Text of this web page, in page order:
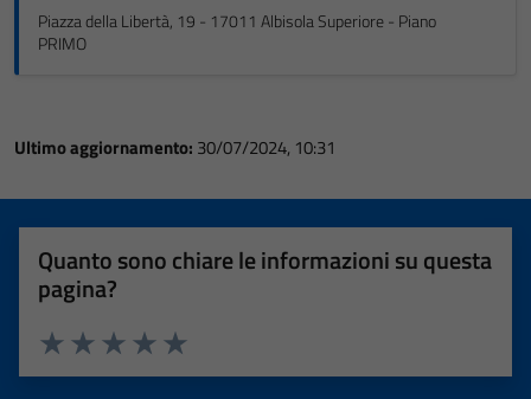
Piazza della Libertà, 19 - 17011 Albisola Superiore - Piano
PRIMO
Ultimo aggiornamento: 30/07/2024, 10:31
Quanto sono chiare le informazioni su questa
pagina?
Valuta 5 stelle su 5
Valuta 4 stelle su 5
Valuta 3 stelle su 5
Valuta 2 stelle su 5
Valuta 1 stelle su 5